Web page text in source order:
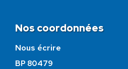
Nos coordonnées
Nous écrire
BP 80479